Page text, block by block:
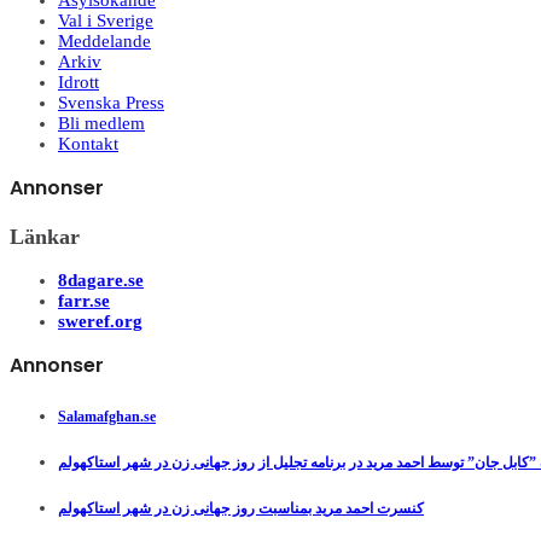
Val i Sverige
Meddelande
Arkiv
Idrott
Svenska Press
Bli medlem
Kontakt
Annonser
Länkar
8dagare.se
farr.se
sweref.org
Annonser
Salamafghan.se
”کابل جان” توسط احمد مرید در برنامه تجلیل از روز جهانی زن در شهر استاکهولم
کنسرت احمد مرید بمناسبت روز جهانی زن در شهر استاکهولم